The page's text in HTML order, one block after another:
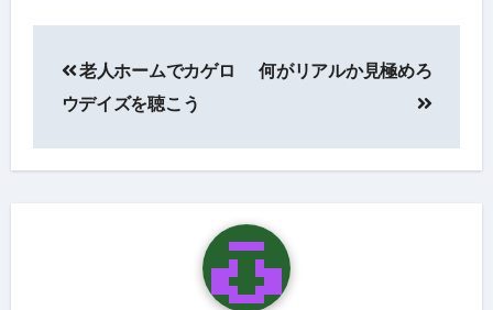
稿
ナ
ビ
老人ホームでカゲロ
ウデイズを聴こう
何がリアルか見極めろ